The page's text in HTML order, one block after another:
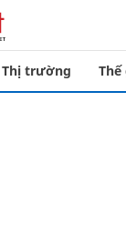
Thị trường